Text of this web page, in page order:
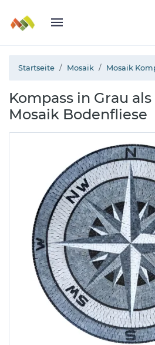
Startseite Mosaik Mosaik
Kompass in Grau
Mosaik Bodenfliese